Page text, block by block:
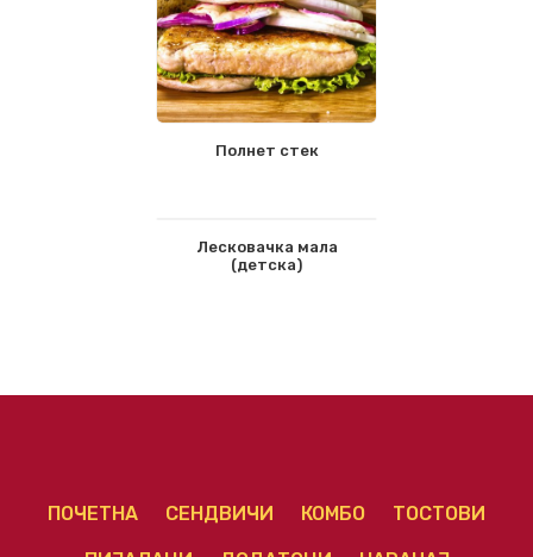
Полнет стек
Лесковачка мала
(детска)
ПОЧЕТНА СЕНДВИЧИ КОМБО ТОСТОВИ